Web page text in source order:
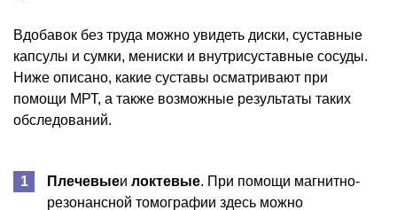
Вдобавок без труда можно увидеть диски, суставные
капсулы и сумки, мениски и внутрисуставные сосуды.
Ниже описано, какие суставы осматривают при
помощи МРТ, а также возможные результаты таких
обследований.
Плечевыеи локтевые. При помощи магнитно-
резонансной томографии здесь можно